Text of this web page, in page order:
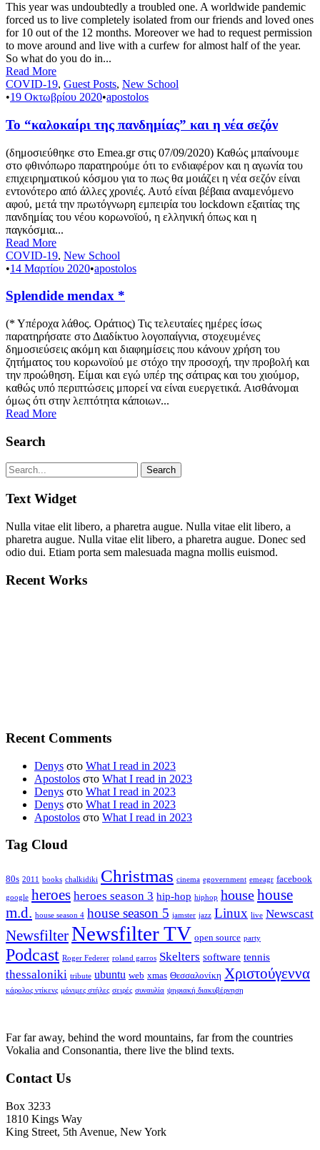
This year was undoubtedly a troubled one. A worldwide pandemic
forced us to live completely isolated from our friends and loved ones
for 10 out of the 12 months. Moreover we had to request permission
to move around and live with a curfew for almost half of the year.
So what do you do in...
Read More
COVID-19, Guest Posts, New School
•19 Οκτωβρίου 2020•apostolos
Το “καλοκαίρι της πανδημίας” και η νέα σεζόν
(δημοσιεύθηκε στο Emea.gr στις 07/09/2020) Καθώς μπαίνουμε
στο φθινόπωρο παρατηρούμε ότι το ενδιαφέρον και η αγωνία του
επιχειρηματικού κόσμου για το πως θα μοιάζει η νέα σεζόν είναι
εντονότερο από άλλες χρονιές. Αυτό είναι βέβαια αναμενόμενο
αφού, μετά την πρωτόγνωρη εμπειρία του lockdown εξαιτίας της
πανδημίας του νέου κορωνοϊού, η ελληνική όπως και η
παγκόσμια...
Read More
COVID-19, New School
•14 Μαρτίου 2020•apostolos
Splendide mendax *
(* Υπέροχα λάθος. Οράτιος) Τις τελευταίες ημέρες ίσως
παρατηρήσατε στο Διαδίκτυο λογοπαίγνια, στοχευμένες
δημοσιεύσεις ακόμη και διαφημίσεις που κάνουν χρήση του
ζητήματος του κορωνοϊού με στόχο την προσοχή, την προβολή και
την προώθηση. Είμαι και εγώ υπέρ της σάτιρας και του χιούμορ,
καθώς υπό περιπτώσεις μπορεί να είναι ευεργετικά. Αισθάνομαι
όμως ότι στην λεπτότητα κάποιων...
Read More
Search
Text Widget
Nulla vitae elit libero, a pharetra augue. Nulla vitae elit libero, a
pharetra augue. Nulla vitae elit libero, a pharetra augue. Donec sed
odio dui. Etiam porta sem malesuada magna mollis euismod.
Recent Works
Recent Comments
Denys στο What I read in 2023
Apostolos στο What I read in 2023
Denys στο What I read in 2023
Denys στο What I read in 2023
Apostolos στο What I read in 2023
Tag Cloud
80s 2011 books chalkidiki Christmas cinema egovernment emeagr facebook
google heroes heroes season 3 hip-hop hiphop househouse
m.d. house season 4 house season 5 jamster jazz Linux live Newscast
NewsfilterNewsfilter TV open source party
Podcast Roger Federer roland garros Skelters software tennis
thessaloniki tribute ubuntu web xmas Θεσσαλονίκη Χριστούγεννα
κάρολος ντίκενς μόνιμες στήλες σειρές συναυλία ψηφιακή διακυβέρνηση
Far far away, behind the word mountains, far from the countries
Vokalia and Consonantia, there live the blind texts.
Contact Us
Box 3233
1810 Kings Way
King Street, 5th Avenue, New York